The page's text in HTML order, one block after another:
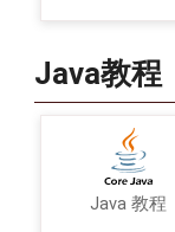
Java教程
Java 教程